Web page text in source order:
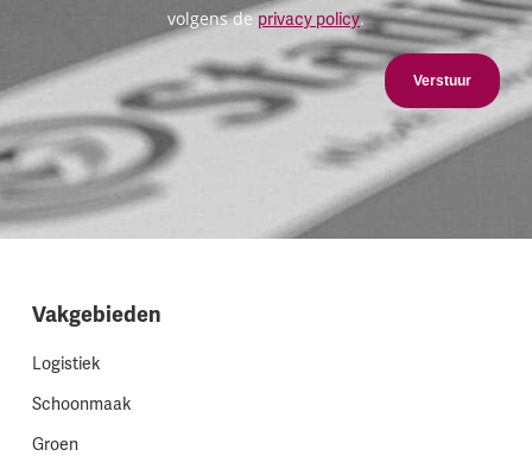
volgens deprivacy policy.
Verstuur
Vakgebieden
Logistiek
Schoonmaak
Groen